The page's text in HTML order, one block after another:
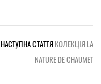
НАСТУПНА СТАТТЯКОЛЕКЦІЯ LA
NATURE DE CHAUMET